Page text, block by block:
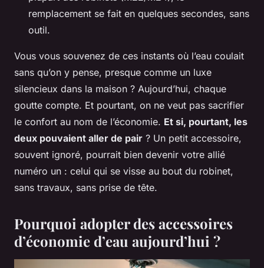
remplacement se fait en quelques secondes, sans
outil.
Vous vous souvenez de ces instants où l’eau coulait
sans qu’on y pense, presque comme un luxe
silencieux dans la maison ? Aujourd’hui, chaque
goutte compte. Et pourtant, on ne veut pas sacrifier
le confort au nom de l’économie. Et si, pourtant, les
deux pouvaient aller de pair ? Un petit accessoire,
souvent ignoré, pourrait bien devenir votre allié
numéro un : celui qui se visse au bout du robinet,
sans travaux, sans prise de tête.
Pourquoi adopter des accessoires
d’économie d’eau aujourd’hui ?